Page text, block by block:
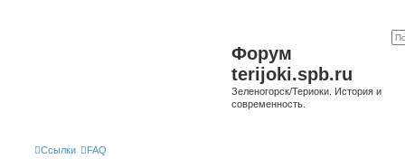
Форум
terijoki.spb.ru
Зеленогорск/Териоки. История и
современность.
Ссылки FAQ